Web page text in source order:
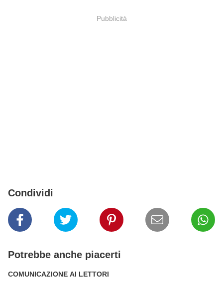
Pubblicità
Condividi
Potrebbe anche piacerti
COMUNICAZIONE AI LETTORI